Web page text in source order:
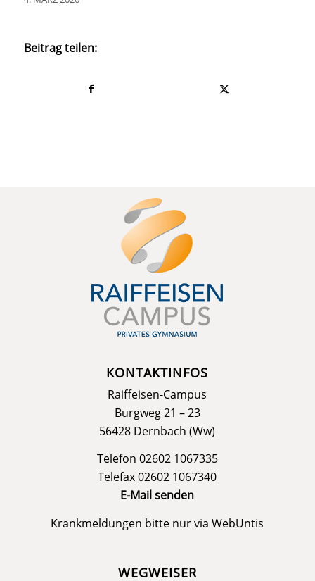
Beitrag teilen:
KONTAKTINFOS
Raiffeisen-Campus
Burgweg 21 – 23
56428 Dernbach (Ww)
Telefon 02602 1067335
Telefax 02602 1067340
E-Mail senden
Krankmeldungen bitte nur viaWebUntis
WEGWEISER